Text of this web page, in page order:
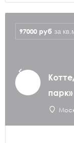
парк»
97000 руб за